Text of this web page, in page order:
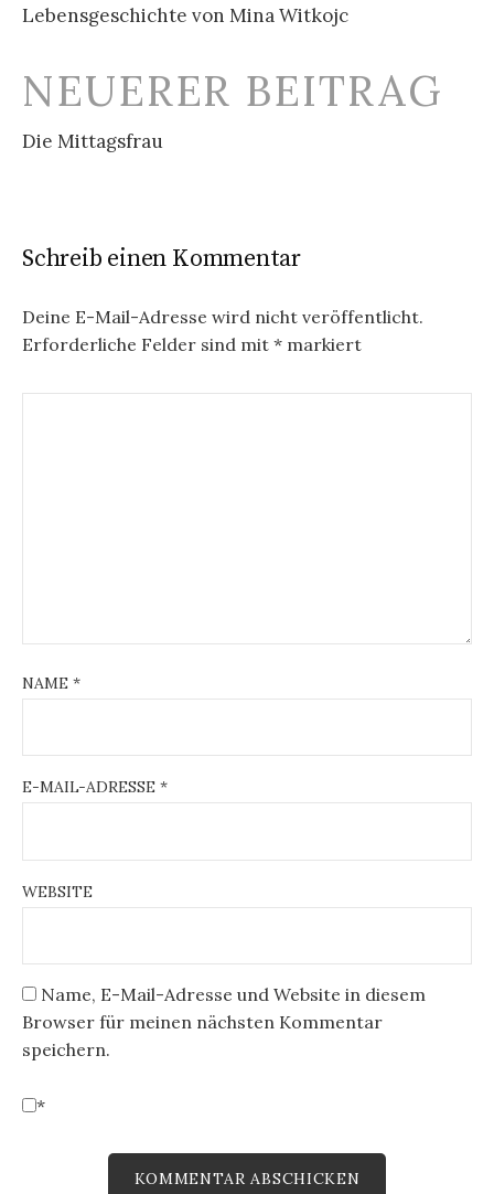
Lebensgeschichte von Mina Witkojc
NEUERER BEITRAG
Die Mittagsfrau
Schreib einen Kommentar
Deine E-Mail-Adresse wird nicht veröffentlicht.
Erforderliche Felder sind mit * markiert
NAME *
E-MAIL-ADRESSE *
WEBSITE
Name, E-Mail-Adresse und Website in diesem
Browser für meinen nächsten Kommentar
speichern.
*